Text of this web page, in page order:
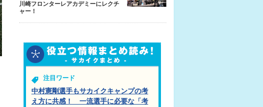
川崎フロンターレアカデミーにレクチ
ャー！
注目ワード
中村憲剛選手もサカイクキャンプの考
え方に共感！ 一流選手に必要な「考